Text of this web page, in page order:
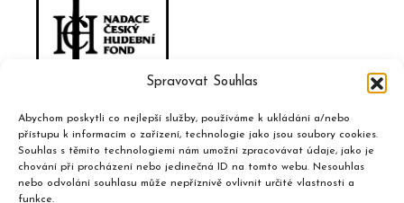
Spravovat Souhlas
Abychom poskytli co nejlepší služby, používáme k ukládání a/nebo
přístupu k informacím o zařízení, technologie jako jsou soubory cookies.
Souhlas s těmito technologiemi nám umožní zpracovávat údaje, jako je
chování při procházení nebo jedinečná ID na tomto webu. Nesouhlas
nebo odvolání souhlasu může nepříznivě ovlivnit určité vlastnosti a
funkce.